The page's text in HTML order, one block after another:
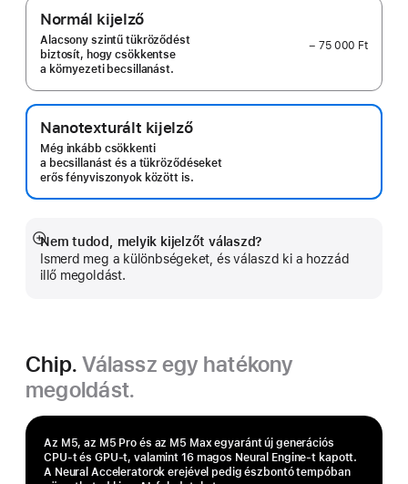
Normál kijelző
Alacsony szintű tükröződést
biztosít, hogy csökkentse
a környezeti becsillanást.
− 75 000 Ft
Nanotexturált kijelző
Még inkább csökkenti
a becsillanást és a tükröződéseket
erős fényviszonyok között is.
Nem tudod, melyik kijelzőt válaszd?
Ismerd meg a különbségeket, és válaszd ki a hozzád
illő megoldást.
Bővebb
információ
Chip. Válassz egy hatékony
megoldást.
Az M5, az M5 Pro és az M5 Max egyaránt új generációs
CPU-t és GPU-t, valamint 16 magos Neural Engine-t kapott.
A Neural Acceleratorok erejével pedig ész­bontó tempó­ban